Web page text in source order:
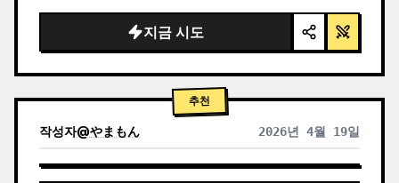
",
  "header": {
name\" default=\"…
지금 시도
추천
작성자@やまもん 2026년 4월 19일
다른 모델 결과 보기